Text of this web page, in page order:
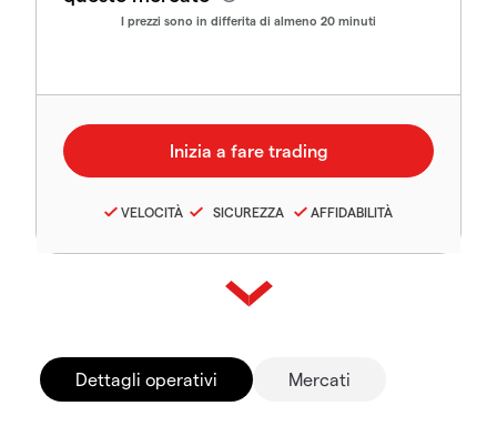
I prezzi sono in differita di almeno 20 minuti
VELOCITÀ SICUREZZA AFFIDABILITÀ
Dettagli operativi Mercati